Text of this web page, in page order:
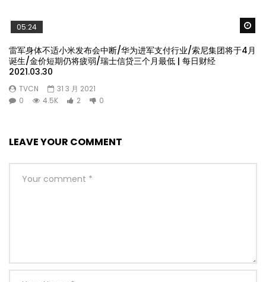
05:24
雷军身体不适小米发布会中断/华为进军支付行业/索尼集团将于4月
诞生/金价短期仍将疲弱/瑞士信贷三个月最低 | 每日财经
2021.03.30
TVCN
31 3 月 2021
0
4.5K 2 0
LEAVE YOUR COMMENT